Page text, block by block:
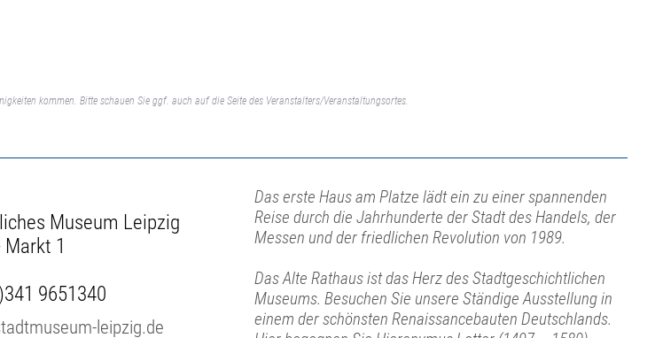
kommen. Bitte schauen Sie ggf. auch auf die Seite des Veranstalters/Veranstaltungsortes.
Museum Leipzig
1
9651340
leipzig.de
Das erste Haus am Platze lädt ein zu einer spannenden
Reise durch die Jahrhunderte der Stadt des Handels, der
Messen und der friedlichen Revolution von 1989.
Das Alte Rathaus ist das Herz des Stadtgeschichtlichen
Museums. Besuchen Sie unsere Ständige Ausstellung in
einem der schönsten Renaissancebauten Deutschlands.